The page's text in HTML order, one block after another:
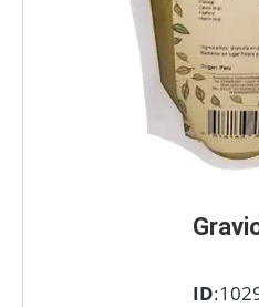
ID